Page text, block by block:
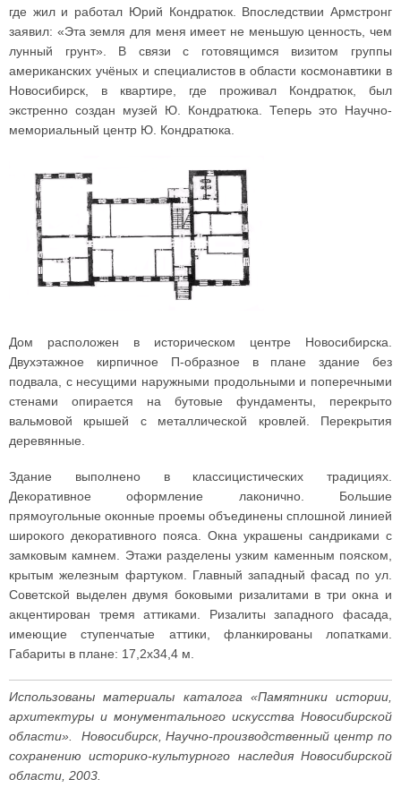
где жил и работал Юрий Кондратюк. Впоследствии Армстронг
заявил: «Эта земля для меня имеет не меньшую ценность, чем
лунный грунт». В связи с готовящимся визитом группы
американских учёных и специалистов в области космонавтики в
Новосибирск, в квартире, где проживал Кондратюк, был
экстренно создан музей Ю. Кондратюка. Теперь это Научно-
мемориальный центр Ю. Кондратюка.
Дом расположен в историческом центре Новосибирска.
Двухэтажное кирпичное П-образное в плане здание без
подвала, с несущими наружными продольными и поперечными
стенами опирается на бутовые фундаменты, перекрыто
вальмовой крышей с металлической кровлей. Перекрытия
деревянные.
Здание выполнено в классицистических традициях.
Декоративное оформление лаконично. Большие
прямоугольные оконные проемы объединены сплошной линией
широкого декоративного пояса. Окна украшены сандриками с
замковым камнем. Этажи разделены узким каменным пояском,
крытым железным фартуком. Главный западный фасад по ул.
Советской выделен двумя боковыми ризалитами в три окна и
акцентирован тремя аттиками. Ризалиты западного фасада,
имеющие ступенчатые аттики, фланкированы лопатками.
Габариты в плане: 17,2x34,4 м.
Использованы материалы каталога «Памятники истории,
архитектуры и монументального искусства Новосибирской
области». Новосибирск, Научно-производственный центр по
сохранению историко-культурного наследия Новосибирской
области, 2003.